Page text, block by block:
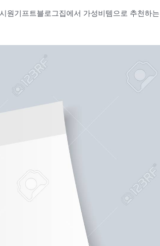
원기프트블로그집에서 가성비템으로 추천하